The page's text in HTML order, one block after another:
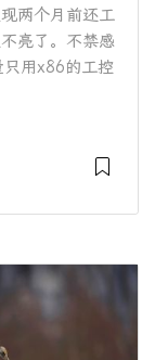
两个月前还工
亮了。不禁感
用x86的工控